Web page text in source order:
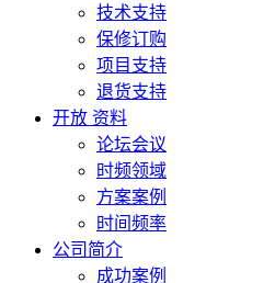
技术支持
保修订购
项目支持
退货支持
开放 资料
论坛会议
时频领域
方案案例
时间频率
公司简介
成功案例